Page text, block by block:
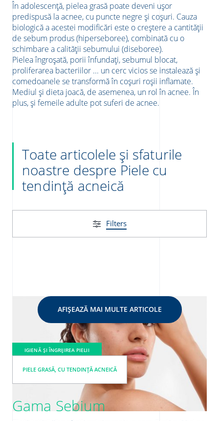
În adolescență, pielea grasă poate deveni ușor
predispusă la acnee, cu puncte negre și coșuri. Cauza
biologică a acestei modificări este o creștere a cantității
de sebum produs (hiperseboree), combinată cu o
schimbare a calității sebumului (diseboree).
Pielea îngroșată, porii înfundați, sebumul blocat,
proliferarea bacteriilor ... un cerc vicios se instalează și
comedoanele se transformă în coșuri roșii inflamate.
Mediul și dieta joacă, de asemenea, un rol în acnee. În
plus, și femeile adulte pot suferi de acnee.
Toate articolele și sfaturile
noastre despre Piele cu
tendință acneică
Filters
AFIȘEAZĂ MAI MULTE ARTICOLE
IGIENĂ ȘI ÎNGRIJIREA PIELII
PIELE GRASĂ, CU TENDINȚĂ ACNEICĂ
Gama Sebium